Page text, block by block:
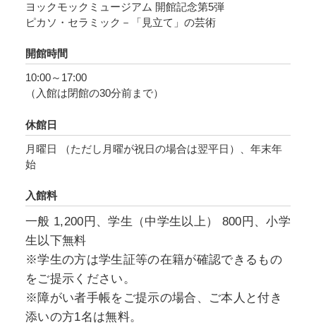
ヨックモックミュージアム 開館記念第5弾
ピカソ・セラミック－「見立て」の芸術
開館時間
10:00～17:00
（入館は閉館の30分前まで）
休館日
月曜日 （ただし月曜が祝日の場合は翌平日）、年末年
始
入館料
一般 1,200円、学生（中学生以上） 800円、小学
生以下無料
※学生の方は学生証等の在籍が確認できるもの
をご提示ください。
※障がい者手帳をご提示の場合、ご本人と付き
添いの方1名は無料。